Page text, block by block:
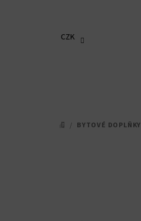
CZK
DOMŮ
/ BYTOVÉ DOPLŇKY